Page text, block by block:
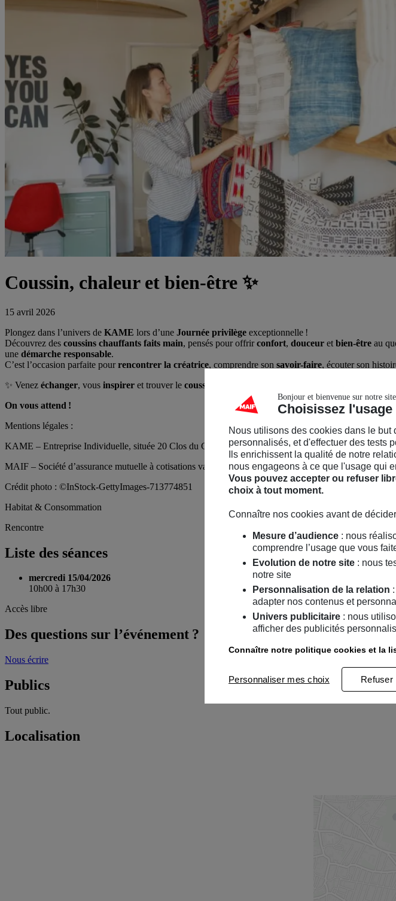
Coussin, chaleur et bien-être ✨
15 avril 2026
Plongez dans l’univers de KAME lors d’une Journée privilège exceptionnelle !
Découvrez des coussins chauffants faits main, pensés pour offrirconfort, douceur et bien-être au
une démarche responsable.
C’est l’occasion parfaite pourrencontrer la créatrice, comprendre son savoir-faire, écouter son
✨ Venez échanger, vous inspirer et trouver le coussin
On vous attend !
Mentions légales :
KAME – Entreprise Individuelle, située 20 Clos du Guillan, 33670 Sadirac – SIREN : 945 170 595
MAIF – Société d’assurance mutuelle à cotisations variables – CS 90000 – 79038 Niort cedex 9.
Crédit photo : ©InStock-GettyImages-713774851
Habitat & Consommation
Rencontre
Liste des séances
mercredi 15/04/2026
10h00 à 17h30
Accès libre
Des questions sur l’événement ?
Nous écrire
Publics
Tout public.
Localisation
Bonjour et bienvenue sur notre site
Choisissez
Nous utilisons des cookies dans le but
personnalisés, et d'effectuer des tests
Ils enrichissent la qualité de notre
nous engageons à ce que l'usage qui
Vous pouvez accepter ou refuser
choix à tout moment.
Connaître nos cookies avant de
Mesure d’audience : nous
comprendre l’usage que vous
Evolution de notre site : nous
notre site
Personnalisation de la relation
adapter nos contenus et
Univers publicitaire : nous
afficher des publicités
Connaître notre politique cookies et la
Personnaliser mes choix Refuser